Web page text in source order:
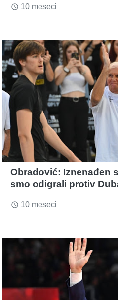
access_time 10 meseci
Obradović: Iznenađen
smo odigrali protiv
access_time 10 meseci